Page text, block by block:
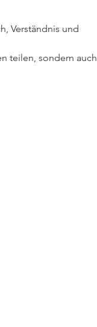
Verständnis und
teilen, sondern auch